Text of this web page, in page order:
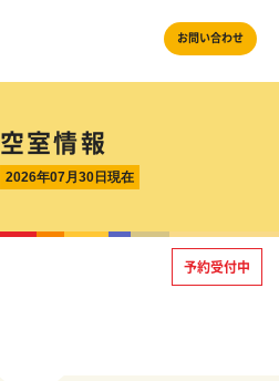
お問い合わせ
空室情報
2026年07月30日現在
予約受付中